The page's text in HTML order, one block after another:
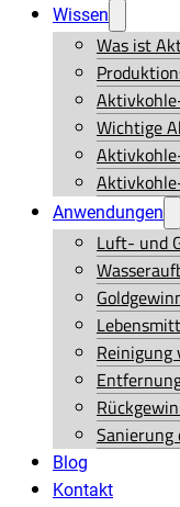
Wissen
Was ist
Wichtige
Anwendungen
Luft- und
Reinigung
Sanierung
Blog
Kontakt